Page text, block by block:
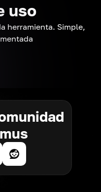
uso
herramienta. Simple,